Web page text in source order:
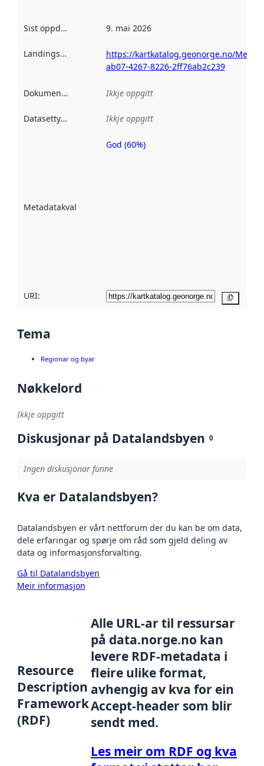
Sist oppdatert 9. mai 2026
Landingsside
https://kartkatalog.geonorge.no/
ab07-4267-8226-2ff76ab2c239
Dokumentasjon Ikkje oppgitt
Datasettype Ikkje oppgitt
Metadatakvalitet
Metadatakvalitet
God (60%)
URI:
Tema
Regionar og byar
Nøkkelord
Ikkje oppgitt
Diskusjonar på Datalandsbyen 0
Ingen diskusjonar funne
Kva er Datalandsbyen?
Datalandsbyen er vårt nettforum der du kan be om data,
dele erfaringar og spørje om råd som gjeld deling av
data og informasjonsforvalting.
Gå til Datalandsbyen
Meir informasjon
Resource
Description
Framework
(RDF)
Alle URL-ar til ressursar
på data.norge.no kan
levere RDF-metadata i
fleire ulike format,
avhengig av kva for ein
Accept-header som blir
sendt med.
Les meir om RDF og kva